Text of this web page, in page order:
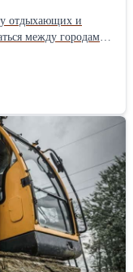
у отдыхающих и
между городами
напрокат
позволяет быстро
подходит для
с семьей
• полная
• разнообразие
поездок. Что
аренда авто
параметры 1.
страхования. 3.
5.
правила аренды